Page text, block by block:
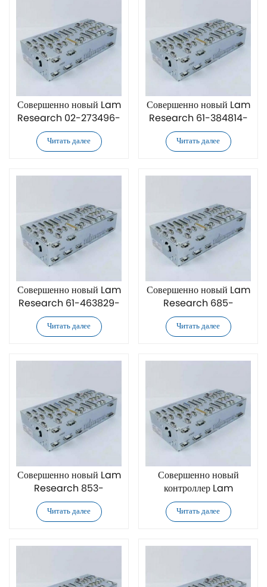
Совершенно новый Lam
Research 02-273496-
00 контроллер
Читать далее
Совершенно новый Lam
Research 61-384814-
00 контроллер
Читать далее
Совершенно новый Lam
Research 61-463829-
00 контроллер
Читать далее
Совершенно новый Lam
Research 685-
246199-002 контроллер
Читать далее
Совершенно новый Lam
Research 853-
163840-002 контроллер
Читать далее
Совершенно новый
контроллер Lam
Research 685-248181-
004
Читать далее